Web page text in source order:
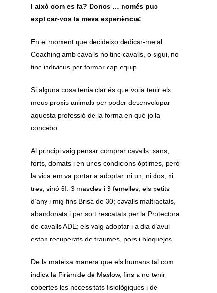
I això com es fa? Doncs … només puc
explicar-vos la meva experiència:
En el moment que decideixo dedicar-me al
Coaching amb cavalls no tinc cavalls, o sigui, no
tinc individus per formar cap equip
Si alguna cosa tenia clar és que volia tenir els
meus propis animals per poder desenvolupar
aquesta professió de la forma en què jo la
concebo
Al principi vaig pensar comprar cavalls: sans,
forts, domats i en unes condicions òptimes, però
la vida em va portar a adoptar, ni un, ni dos, ni
tres, sinó 6!: 3 mascles i 3 femelles, els petits
d’any i mig fins Brisa de 30; cavalls maltractats,
abandonats i per sort rescatats per la Protectora
de cavalls ADE; els vaig adoptar i a dia d’avui
estan recuperats de traumes, pors i bloquejos
De la mateixa manera que els humans tal com
indica la Piràmide de Maslow, fins a no tenir
cobertes les necessitats fisiològiques i de